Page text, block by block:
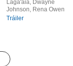
Laga'aia, Dwayne
Johnson, Rena Owen
Tráiler